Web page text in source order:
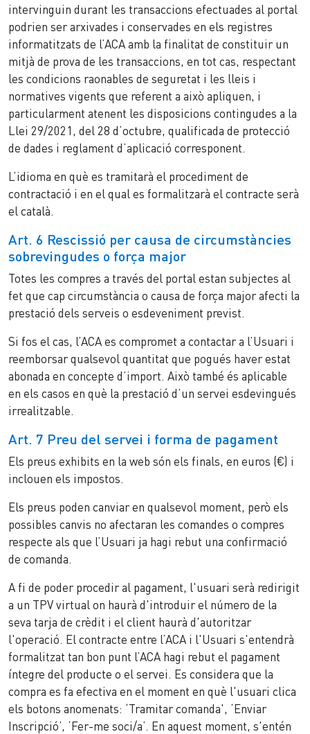
intervinguin durant les transaccions efectuades al portal
podrien ser arxivades i conservades en els registres
informatitzats de l’ACA amb la finalitat de constituir un
mitjà de prova de les transaccions, en tot cas, respectant
les condicions raonables de seguretat i les lleis i
normatives vigents que referent a això apliquen, i
particularment atenent les disposicions contingudes a la
Llei 29/2021, del 28 d’octubre, qualificada de protecció
de dades i reglament d’aplicació corresponent.
L’idioma en què es tramitarà el procediment de
contractació i en el qual es formalitzarà el contracte serà
el català.
Art. 6 Rescissió per causa de circumstàncies
sobrevingudes o força major
Totes les compres a través del portal estan subjectes al
fet que cap circumstància o causa de força major afecti la
prestació dels serveis o esdeveniment previst.
Si fos el cas, l’ACA es compromet a contactar a l’Usuari i
reemborsar qualsevol quantitat que pogués haver estat
abonada en concepte d’import. Això també és aplicable
en els casos en què la prestació d’un servei esdevingués
irrealitzable.
Art. 7 Preu del servei i forma de pagament
Els preus exhibits en la web són els finals, en euros (€) i
inclouen els impostos.
Els preus poden canviar en qualsevol moment, però els
possibles canvis no afectaran les comandes o compres
respecte als que l’Usuari ja hagi rebut una confirmació
de comanda.
A fi de poder procedir al pagament, l'usuari serà redirigit
a un TPV virtual on haurà d'introduir el número de la
seva tarja de crèdit i el client haurà d'autoritzar
l'operació. El contracte entre l’ACA i l'Usuari s'entendrà
formalitzat tan bon punt l’ACA hagi rebut el pagament
íntegre del producte o el servei. Es considera que la
compra es fa efectiva en el moment en què l'usuari clica
els botons anomenats: ‘Tramitar comanda', ‘Enviar
Inscripció’, ‘Fer-me soci/a’. En aquest moment, s'entén